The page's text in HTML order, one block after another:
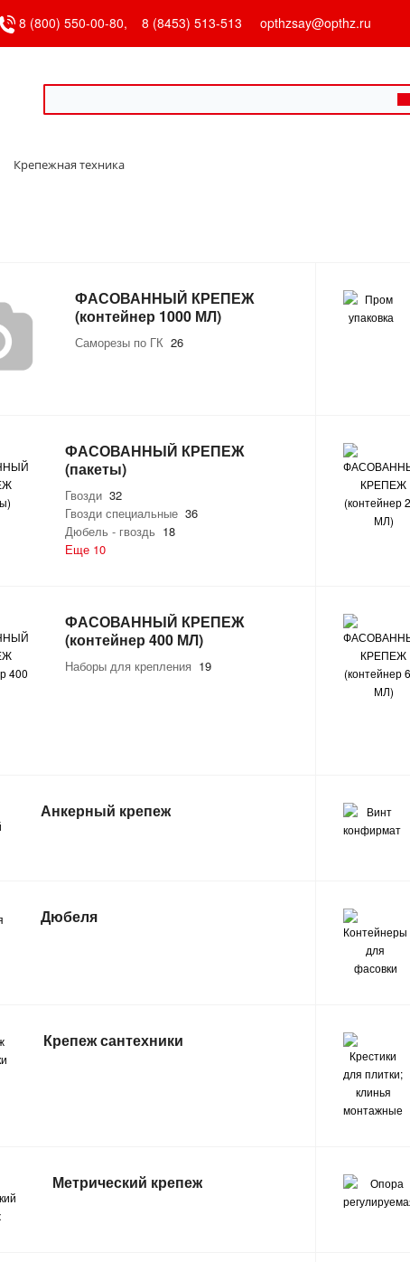
8 (800) 550-00-80, 8 (8453) 513-513 opthzsay@opthz.ru
Крепежная техника
ФАСОВАННЫЙ КРЕПЕЖ
(контейнер 1000 МЛ)
Саморезы по ГК 26
ФАСОВАННЫЙ КРЕПЕЖ
(пакеты)
Гвозди 32
Гвозди специальные 36
Дюбель - гвоздь 18
Еще 10
ФАСОВАННЫЙ КРЕПЕЖ
(контейнер 400 МЛ)
Наборы для крепления 19
Анкерный крепеж
Дюбеля
Крепеж сантехники
Метрический крепеж